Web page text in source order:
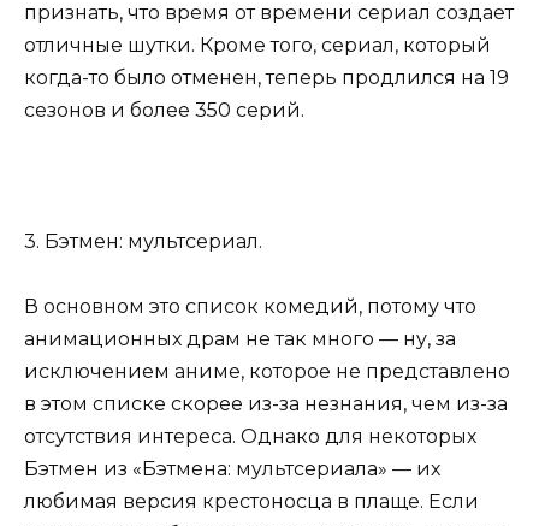
признать, что время от времени сериал создает
отличные шутки. Кроме того, сериал, который
когда-то было отменен, теперь продлился на 19
сезонов и более 350 серий.
3. Бэтмен: мультсериал.
В основном это список комедий, потому что
анимационных драм не так много — ну, за
исключением аниме, которое не представлено
в этом списке скорее из-за незнания, чем из-за
отсутствия интереса. Однако для некоторых
Бэтмен из «Бэтмена: мультсериала» — их
любимая версия крестоносца в плаще. Если